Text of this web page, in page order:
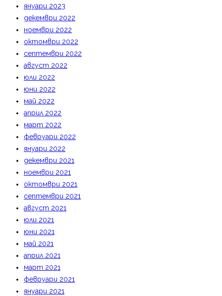
януари 2023
декември 2022
ноември 2022
октомври 2022
септември 2022
август 2022
юли 2022
юни 2022
май 2022
април 2022
март 2022
февруари 2022
януари 2022
декември 2021
ноември 2021
октомври 2021
септември 2021
август 2021
юли 2021
юни 2021
май 2021
април 2021
март 2021
февруари 2021
януари 2021